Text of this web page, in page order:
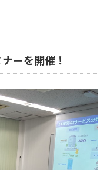
ーを開催！